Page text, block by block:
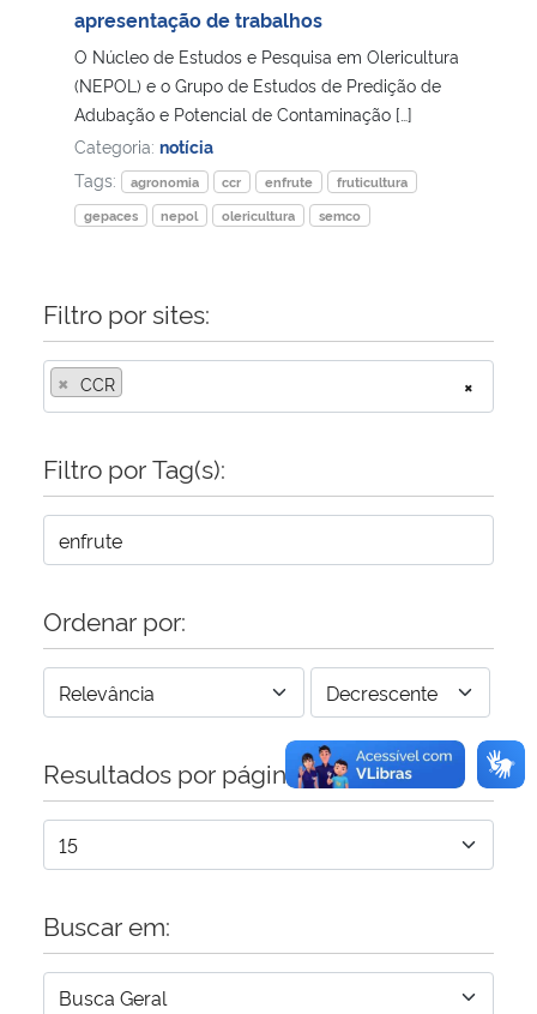
Ministério de Minas e Energia
Ministério da Ciência, Tecnologia, Inovações e Comunicações
Ministério do Meio Ambiente
Ministério do Turismo
Ministério da Mulher, da Família e dos Direitos Humanos
Secretaria-Geral
Secretaria de Governo
Advocacia-Geral da União
apresentação de trabalhos
O Núcleo de Estudos e Pesquisa em Olericultura
(NEPOL) e o Grupo de Estudos de Predição de
Adubação e Potencial de Contaminação […]
Categoria: notícia
Tags:
agronomia ccr enfrute
fruticultura
gepaces
nepol olericultura semco
Filtro por sites:
×
× CCR
Filtro por Tag(s):
Ordenar por:
Resultados por página:
Buscar em: